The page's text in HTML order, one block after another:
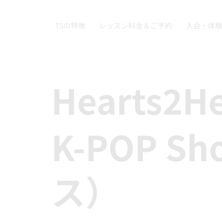
TSの特徴 レッスン料金＆ご予約 入会・体
K-POP
ス）